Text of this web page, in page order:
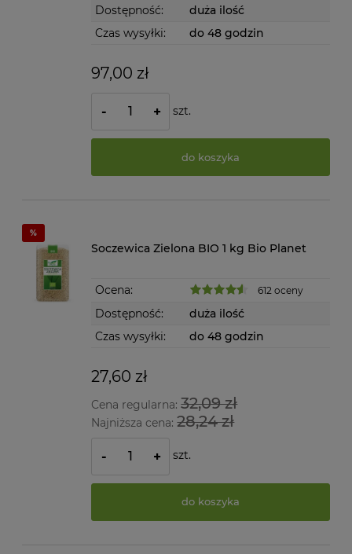
Dostępność:
duża ilość
Czas wysyłki:
do 48 godzin
97,00 zł
- + szt.
do koszyka
Soczewica Zielona BIO 1 kg Bio Planet
Ocena: 612 oceny
Dostępność:
duża ilość
Czas wysyłki:
do 48 godzin
27,60 zł
Cena regularna:32,09 zł
Najniższa cena:28,24 zł
- + szt.
do koszyka